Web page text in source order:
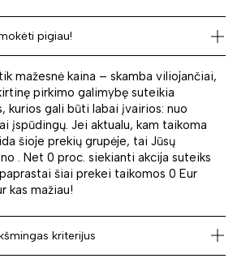
pigiau!
mažesnė kaina – skamba viliojančiai,
pirkimo galimybę suteikia
kurios gali būti labai įvairios: nuo
įspūdingų. Jei aktualu, kam taikoma
šioje prekių grupėje, tai Jūsų
. Net 0 proc. siekianti akcija suteiks
šiai prekei taikomos 0 Eur
kas mažiau!
kriterijus